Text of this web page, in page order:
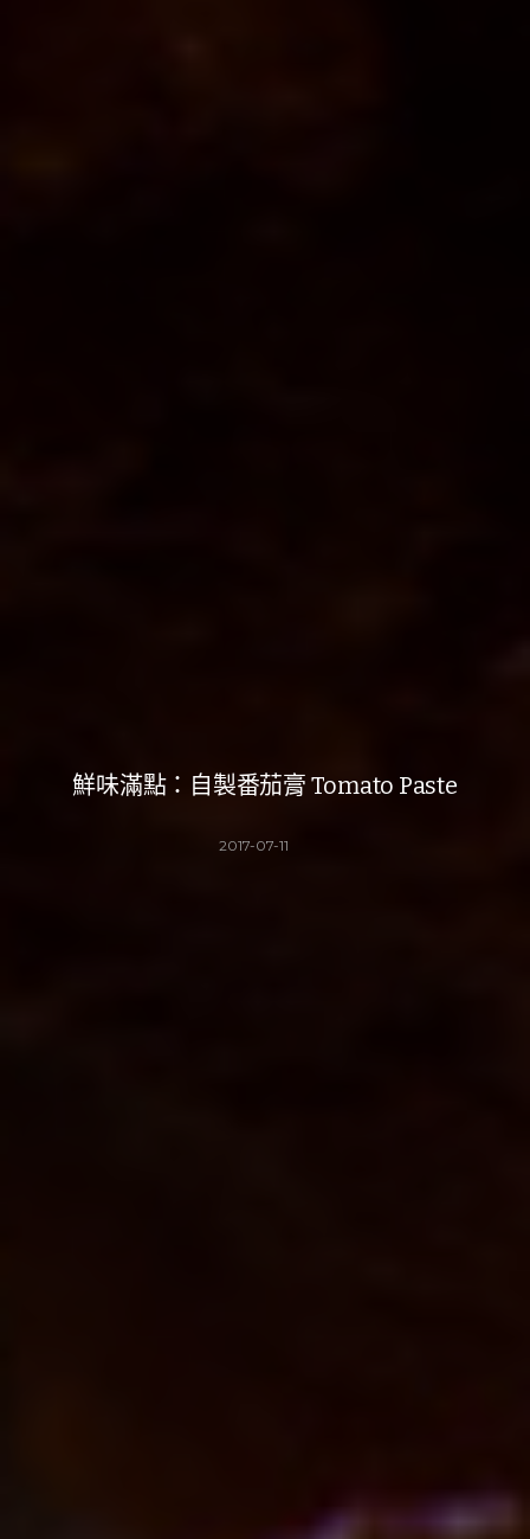
鮮味滿點：自製番茄膏 Tomato Paste
2017-07-11